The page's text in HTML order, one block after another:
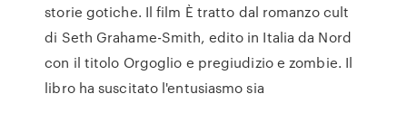
storie gotiche. Il film È tratto dal romanzo cult
di Seth Grahame-Smith, edito in Italia da Nord
con il titolo Orgoglio e pregiudizio e zombie. Il
libro ha suscitato l'entusiasmo sia